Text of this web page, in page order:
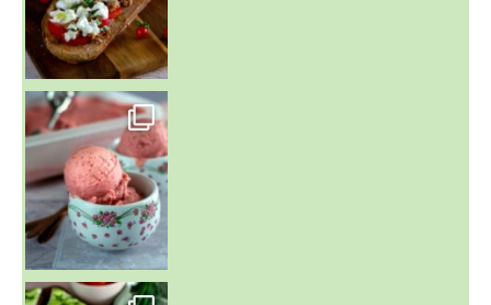
~ NICE CREAM À LA FRAISE ~
Presque un mois que